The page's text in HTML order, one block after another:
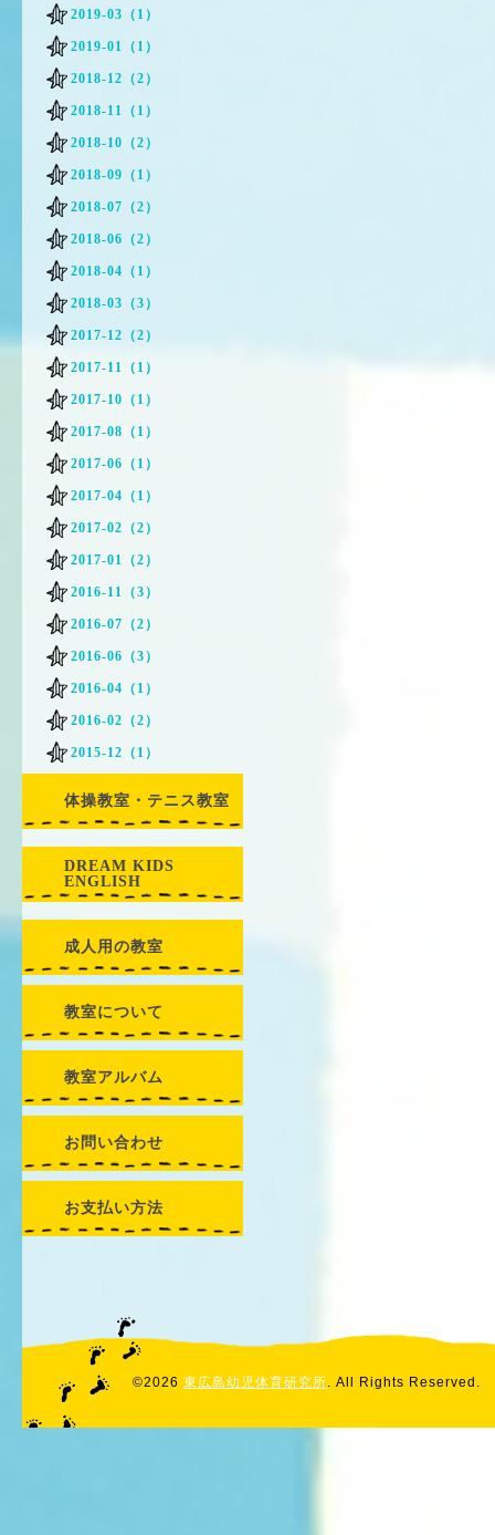
2019-03（1）
2019-01（1）
2018-12（2）
2018-11（1）
2018-10（2）
2018-09（1）
2018-07（2）
2018-06（2）
2018-04（1）
2018-03（3）
2017-12（2）
2017-11（1）
2017-10（1）
2017-08（1）
2017-06（1）
2017-04（1）
2017-02（2）
2017-01（2）
2016-11（3）
2016-07（2）
2016-06（3）
2016-04（1）
2016-02（2）
2015-12（1）
体操教室・テニス教室
DREAM KIDS
ENGLISH
成人用の教室
教室について
教室アルバム
お問い合わせ
お支払い方法
©2026 東広島幼児体育研究所. All Rights Reserved.